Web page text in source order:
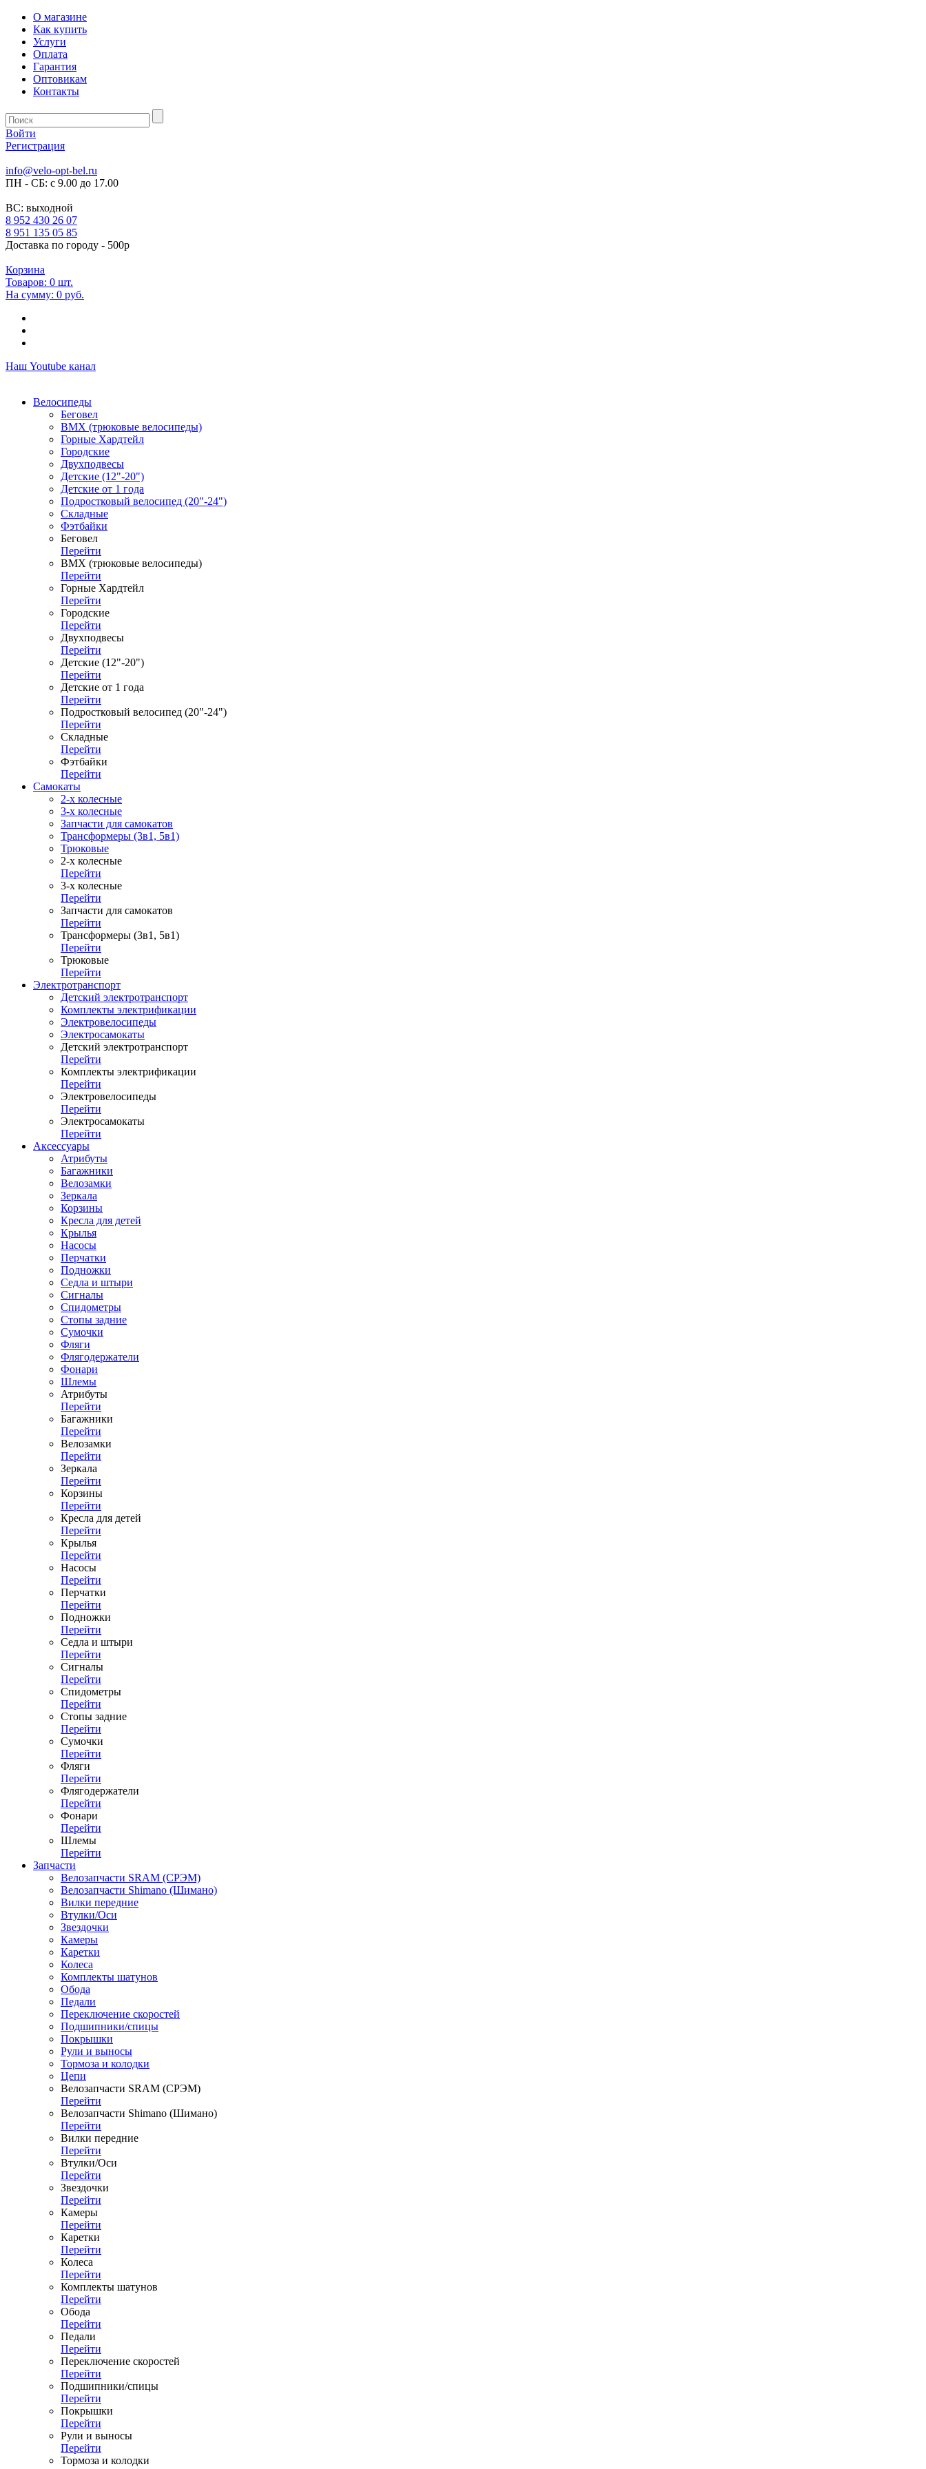
О магазине
Как купить
Услуги
Оплата
Гарантия
Оптовикам
Контакты
Войти
Регистрация
info@velo-opt-bel.ru
ПН - СБ: с 9.00 до 17.00
ВС: выходной
8 952 430 26 07
8 951 135 05 85
Доставка по городу - 500р
Корзина
Товаров: 0 шт.
На сумму: 0 руб.
Наш Youtube канал
Велосипеды
Беговел
ВМХ (трюковые велосипеды)
Горные Хардтейл
Городские
Двухподвесы
Детские (12"-20")
Детские от 1 года
Подростковый велосипед (20"-24")
Складные
Фэтбайки
Беговел
Перейти
ВМХ (трюковые велосипеды)
Перейти
Горные Хардтейл
Перейти
Городские
Перейти
Двухподвесы
Перейти
Детские (12"-20")
Перейти
Детские от 1 года
Перейти
Подростковый велосипед (20"-24")
Перейти
Складные
Перейти
Фэтбайки
Перейти
Самокаты
2-х колесные
3-х колесные
Запчасти для самокатов
Трансформеры (3в1, 5в1)
Трюковые
2-х колесные
Перейти
3-х колесные
Перейти
Запчасти для самокатов
Перейти
Трансформеры (3в1, 5в1)
Перейти
Трюковые
Перейти
Электротранспорт
Детский электротранспорт
Комплекты электрификации
Электровелосипеды
Электросамокаты
Детский электротранспорт
Перейти
Комплекты электрификации
Перейти
Электровелосипеды
Перейти
Электросамокаты
Перейти
Аксессуары
Атрибуты
Багажники
Велозамки
Зеркала
Корзины
Кресла для детей
Крылья
Насосы
Перчатки
Подножки
Седла и штыри
Сигналы
Спидометры
Стопы задние
Сумочки
Фляги
Флягодержатели
Фонари
Шлемы
Атрибуты
Перейти
Багажники
Перейти
Велозамки
Перейти
Зеркала
Перейти
Корзины
Перейти
Кресла для детей
Перейти
Крылья
Перейти
Насосы
Перейти
Перчатки
Перейти
Подножки
Перейти
Седла и штыри
Перейти
Сигналы
Перейти
Спидометры
Перейти
Стопы задние
Перейти
Сумочки
Перейти
Фляги
Перейти
Флягодержатели
Перейти
Фонари
Перейти
Шлемы
Перейти
Запчасти
Велозапчасти SRAM (СРЭМ)
Велозапчасти Shimano (Шимано)
Вилки передние
Втулки/Оси
Звездочки
Камеры
Каретки
Колеса
Комплекты шатунов
Обода
Педали
Переключение скоростей
Подшипники/спицы
Покрышки
Рули и выносы
Тормоза и колодки
Цепи
Велозапчасти SRAM (СРЭМ)
Перейти
Велозапчасти Shimano (Шимано)
Перейти
Вилки передние
Перейти
Втулки/Оси
Перейти
Звездочки
Перейти
Камеры
Перейти
Каретки
Перейти
Колеса
Перейти
Комплекты шатунов
Перейти
Обода
Перейти
Педали
Перейти
Переключение скоростей
Перейти
Подшипники/спицы
Перейти
Покрышки
Перейти
Рули и выносы
Перейти
Тормоза и колодки